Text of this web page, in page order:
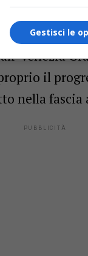
della
Venezia
il
nella fascia
Gestisci le